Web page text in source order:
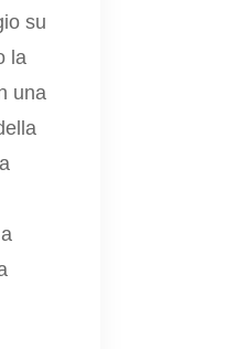
su
la
una